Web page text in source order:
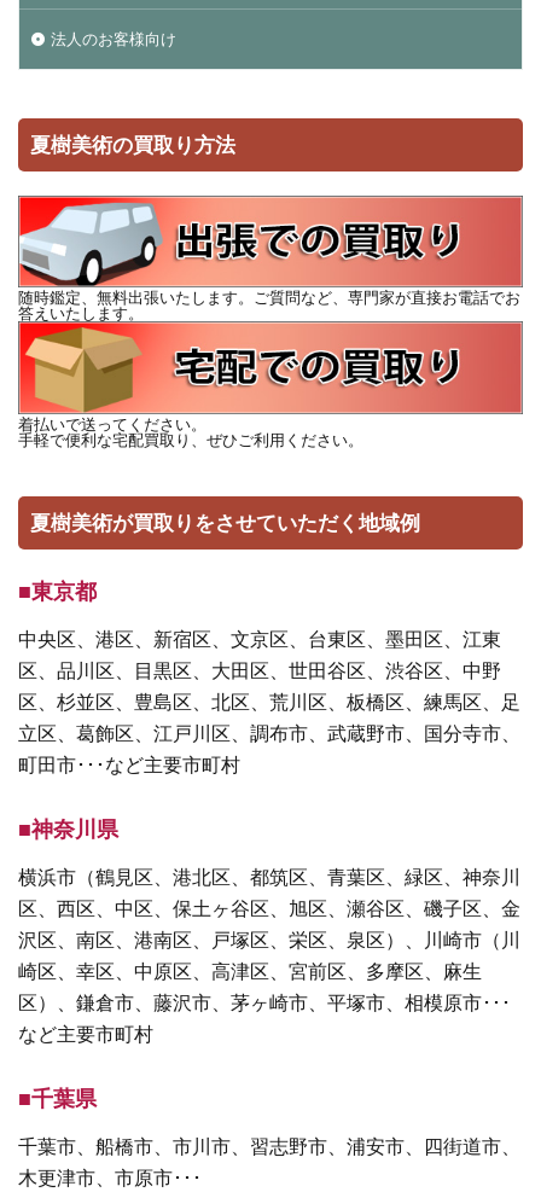
法人のお客様向け
夏樹美術の買取り方法
随時鑑定、無料出張いたします。ご質問など、専門家が直接お電話でお
答えいたします。
着払いで送ってください。
手軽で便利な宅配買取り、ぜひご利用ください。
夏樹美術が買取りをさせていただく地域例
■東京都
中央区、港区、新宿区、文京区、台東区、墨田区、江東
区、品川区、目黒区、大田区、世田谷区、渋谷区、中野
区、杉並区、豊島区、北区、荒川区、板橋区、練馬区、足
立区、葛飾区、江戸川区、調布市、武蔵野市、国分寺市、
町田市･･･など主要市町村
■神奈川県
横浜市（鶴見区、港北区、都筑区、青葉区、緑区、神奈川
区、西区、中区、保土ヶ谷区、旭区、瀬谷区、磯子区、金
沢区、南区、港南区、戸塚区、栄区、泉区）、川崎市（川
崎区、幸区、中原区、高津区、宮前区、多摩区、麻生
区）、鎌倉市、藤沢市、茅ヶ崎市、平塚市、相模原市･･･
など主要市町村
■千葉県
千葉市、船橋市、市川市、習志野市、浦安市、四街道市、
木更津市、市原市･･･